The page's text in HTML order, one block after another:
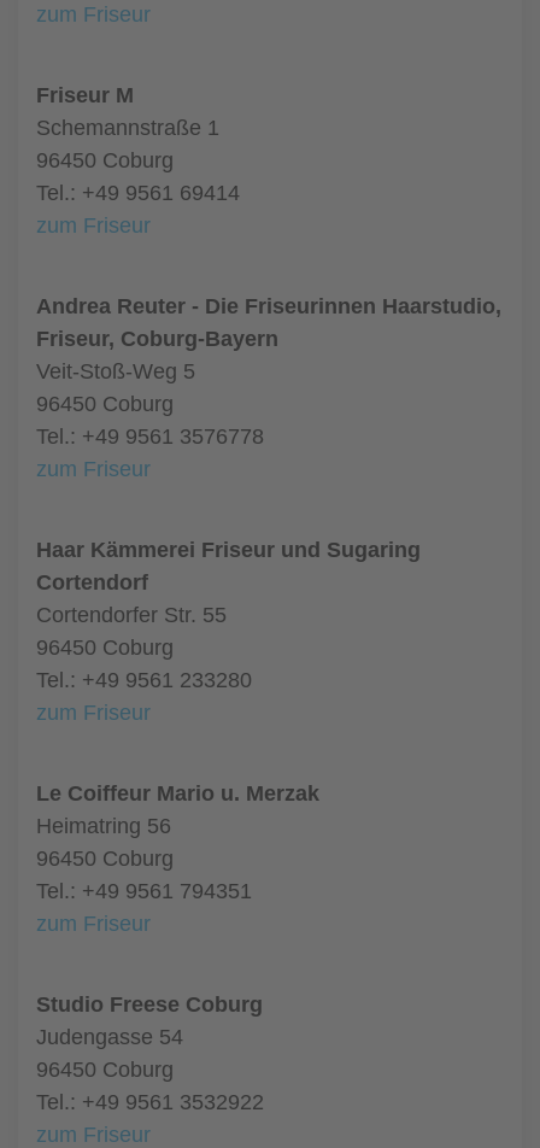
zum Friseur
Friseur M
Schemannstraße 1
96450 Coburg
Tel.: +49 9561 69414
zum Friseur
Andrea Reuter - Die Friseurinnen Haarstudio,
Friseur, Coburg-Bayern
Veit-Stoß-Weg 5
96450 Coburg
Tel.: +49 9561 3576778
zum Friseur
Haar Kämmerei Friseur und Sugaring
Cortendorf
Cortendorfer Str. 55
96450 Coburg
Tel.: +49 9561 233280
zum Friseur
Le Coiffeur Mario u. Merzak
Heimatring 56
96450 Coburg
Tel.: +49 9561 794351
zum Friseur
Studio Freese Coburg
Judengasse 54
96450 Coburg
Tel.: +49 9561 3532922
zum Friseur